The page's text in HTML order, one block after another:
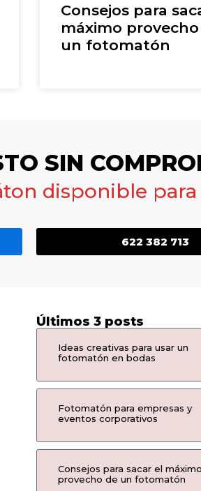
Consejos para
máximo
un fotomatón
SIN
disponible
622 382 713
Últimos 3 posts
Ideas creativas para usar un
fotomatón en bodas
Fotomatón para empresas y
eventos corporativos
Consejos para sacar el máximo
provecho de un fotomatón